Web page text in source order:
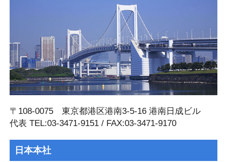
〒108-0075 東京都港区港南3-5-16 港南⽇成ビル
代表 TEL:03-3471-9151 / FAX:03-3471-9170
日本本社